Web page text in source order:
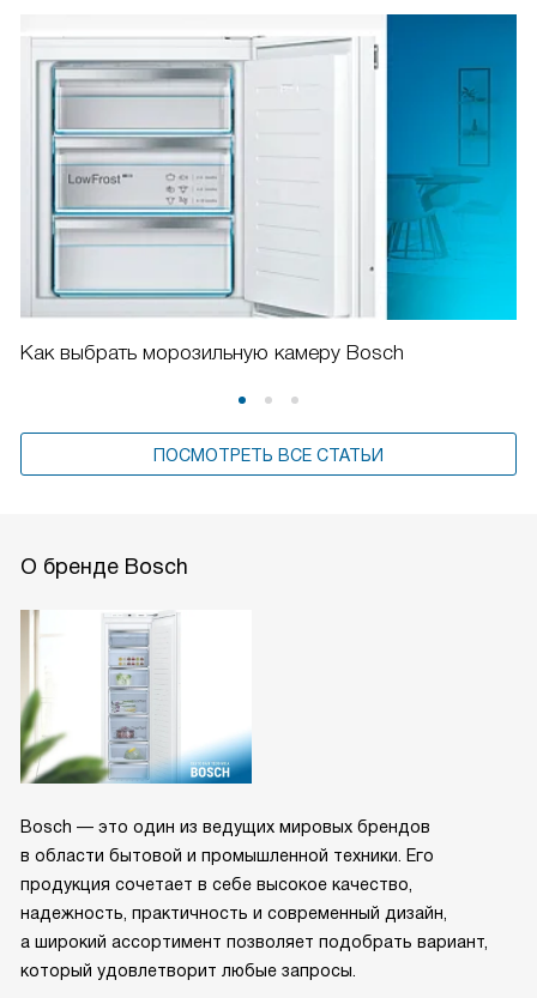
Как выбрать морозильную камеру Bosch
ПОСМОТРЕТЬ ВСЕ СТАТЬИ
О бренде Bosch
Bosch — это один из ведущих мировых брендов
в области бытовой и промышленной техники. Его
продукция сочетает в себе высокое качество,
надежность, практичность и современный дизайн,
а широкий ассортимент позволяет подобрать вариант,
который удовлетворит любые запросы.